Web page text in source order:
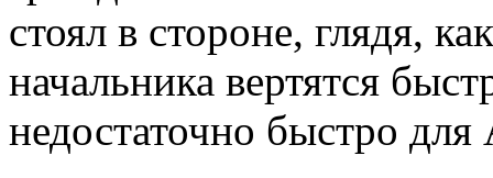
стоял в стороне, глядя,
начальника вертятся
недостаточно быстро